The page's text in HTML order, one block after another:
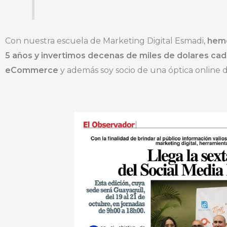
Con nuestra escuela de Marketing Digital Esmadi,
5 años y invertimos decenas de miles de dolares
eCommerce y además soy socio de una óptica online